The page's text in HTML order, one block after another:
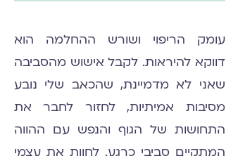
עומק הריפוי ושורש ההחלמה הוא
דווקא להיראות. לקבל אישוש מהסביבה
שאני לא מדמיינת, שהכאב שלי נובע
מסיבות אמיתיות, לחזור לחבר את
התחושות של הגוף והנפש עם ההווה
המתקיים סביבי כרגע. לחוות את עצמי